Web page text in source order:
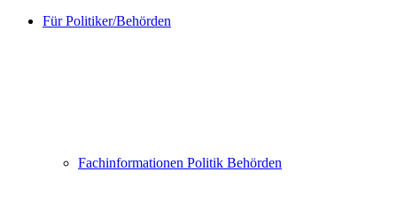
Für Politiker/Behörden
Fachinformationen Politik Behörden